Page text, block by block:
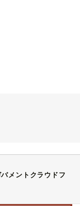
バメントクラウドフ